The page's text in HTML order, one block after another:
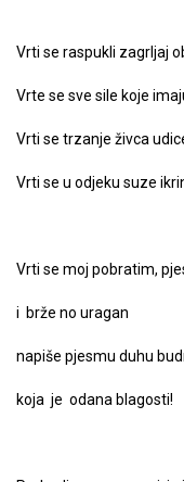
Vrti se raspukli zagrljaj
Vrte se sve sile koje
Vrti se trzanje živca
Vrti se u odjeku suze
Vrti se moj pobratim,
i brže no uragan
napiše pjesmu duhu
koja je odana blagosti!